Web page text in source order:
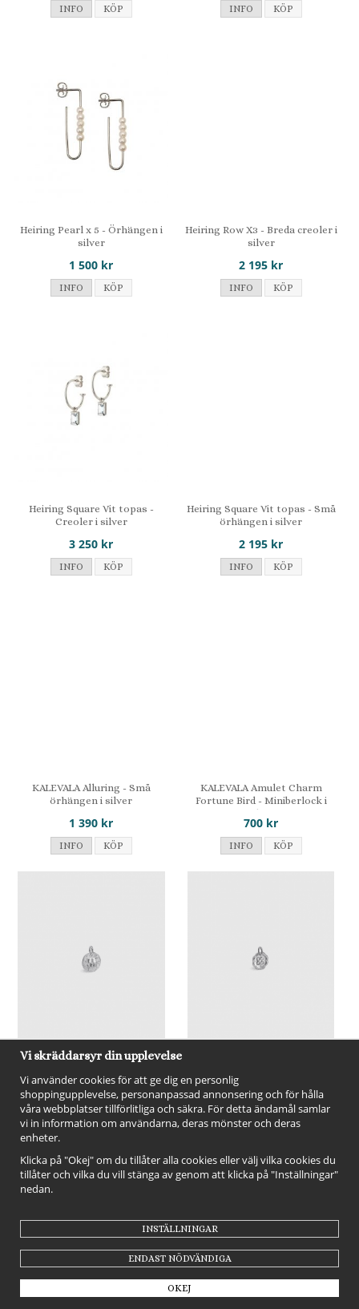
INFO KÖP INFO KÖP
Heiring Pearl x 5 - Örhängen i
silver
1 500 kr
INFO KÖP
Heiring Row X3 - Breda creoler i
silver
2 195 kr
INFO KÖP
Heiring Square Vit topas -
Creoler i silver
3 250 kr
INFO KÖP
Heiring Square Vit topas - Små
örhängen i silver
2 195 kr
INFO KÖP
KALEVALA Alluring - Små
örhängen i silver
1 390 kr
INFO KÖP
KALEVALA Amulet Charm
Fortune Bird - Miniberlock i
silver
700 kr
INFO KÖP
Kalevala Bear - Miniberlock i
silver
700 kr
INFO KÖP
Sailor's Knot - Miniberlock i
silver
700 kr
INFO KÖP
Vi skräddarsyr din upplevelse
Vi använder cookies för att ge dig en personlig
shoppingupplevelse, personanpassad annonsering och för hålla
våra webbplatser tillförlitliga och säkra. För detta ändamål samlar
vi in information om användarna, deras mönster och deras
enheter.
Klicka på "Okej" om du tillåter alla cookies eller välj vilka cookies du
tillåter och vilka du vill stänga av genom att klicka på "Inställningar"
nedan.
INSTÄLLNINGAR
ENDAST NÖDVÄNDIGA
OKEJ